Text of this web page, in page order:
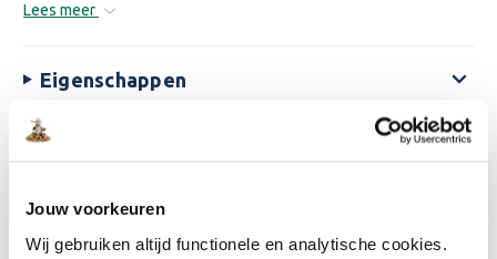
Jouw voorkeuren
Wij gebruiken altijd functionele en analytische cookies.
Lees meer
Eigenschappen
Reviews
Bijpassende producten